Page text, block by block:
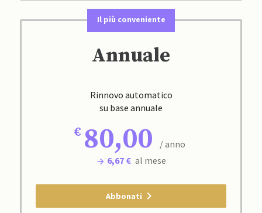
Il più conveniente
Annuale
Rinnovo automatico
su base annuale
80,00
/ anno
6,67 € al mese
Abbonati